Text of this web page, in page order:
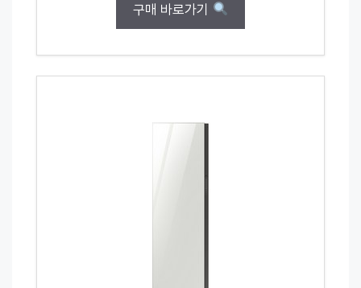
구매 바로가기